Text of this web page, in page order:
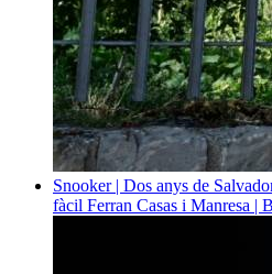
Snooker | Dos anys de
fàcil Ferran Casas i Manresa |